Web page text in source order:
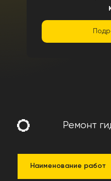
Ремонт
Наименование работ